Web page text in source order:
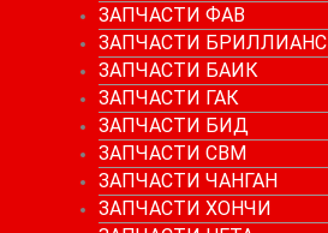
ЗАПЧАСТИ ФАВ
ЗАПЧАСТИ БРИЛЛИАНС
ЗАПЧАСТИ БАИК
ЗАПЧАСТИ ГАК
ЗАПЧАСТИ БИД
ЗАПЧАСТИ СВМ
ЗАПЧАСТИ ЧАНГАН
ЗАПЧАСТИ ХОНЧИ